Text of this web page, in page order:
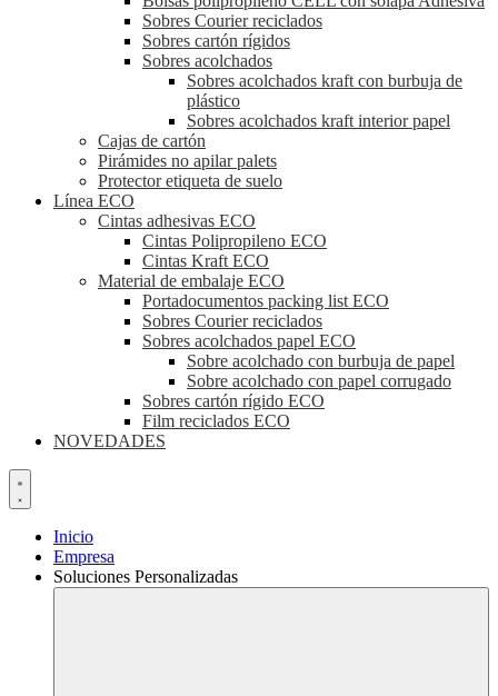
Sobres Courier reciclados
Sobres cartón rígidos
Sobres acolchados
Sobres acolchados kraft con burbuja de
plástico
Sobres acolchados kraft interior papel
Cajas de cartón
Pirámides no apilar palets
Protector etiqueta de suelo
Línea ECO
Cintas adhesivas ECO
Cintas Polipropileno ECO
Cintas Kraft ECO
Material de embalaje ECO
Portadocumentos packing list ECO
Sobres Courier reciclados
Sobres acolchados papel ECO
Sobre acolchado con burbuja de papel
Sobre acolchado con papel corrugado
Sobres cartón rígido ECO
Film reciclados ECO
NOVEDADES
Inicio
Empresa
Soluciones Personalizadas